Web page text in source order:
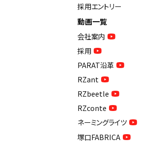
採用エントリー
動画一覧
会社案内
採用
PARAT沿革
RZant
RZbeetle
RZconte
ネーミングライツ
塚口FABRICA